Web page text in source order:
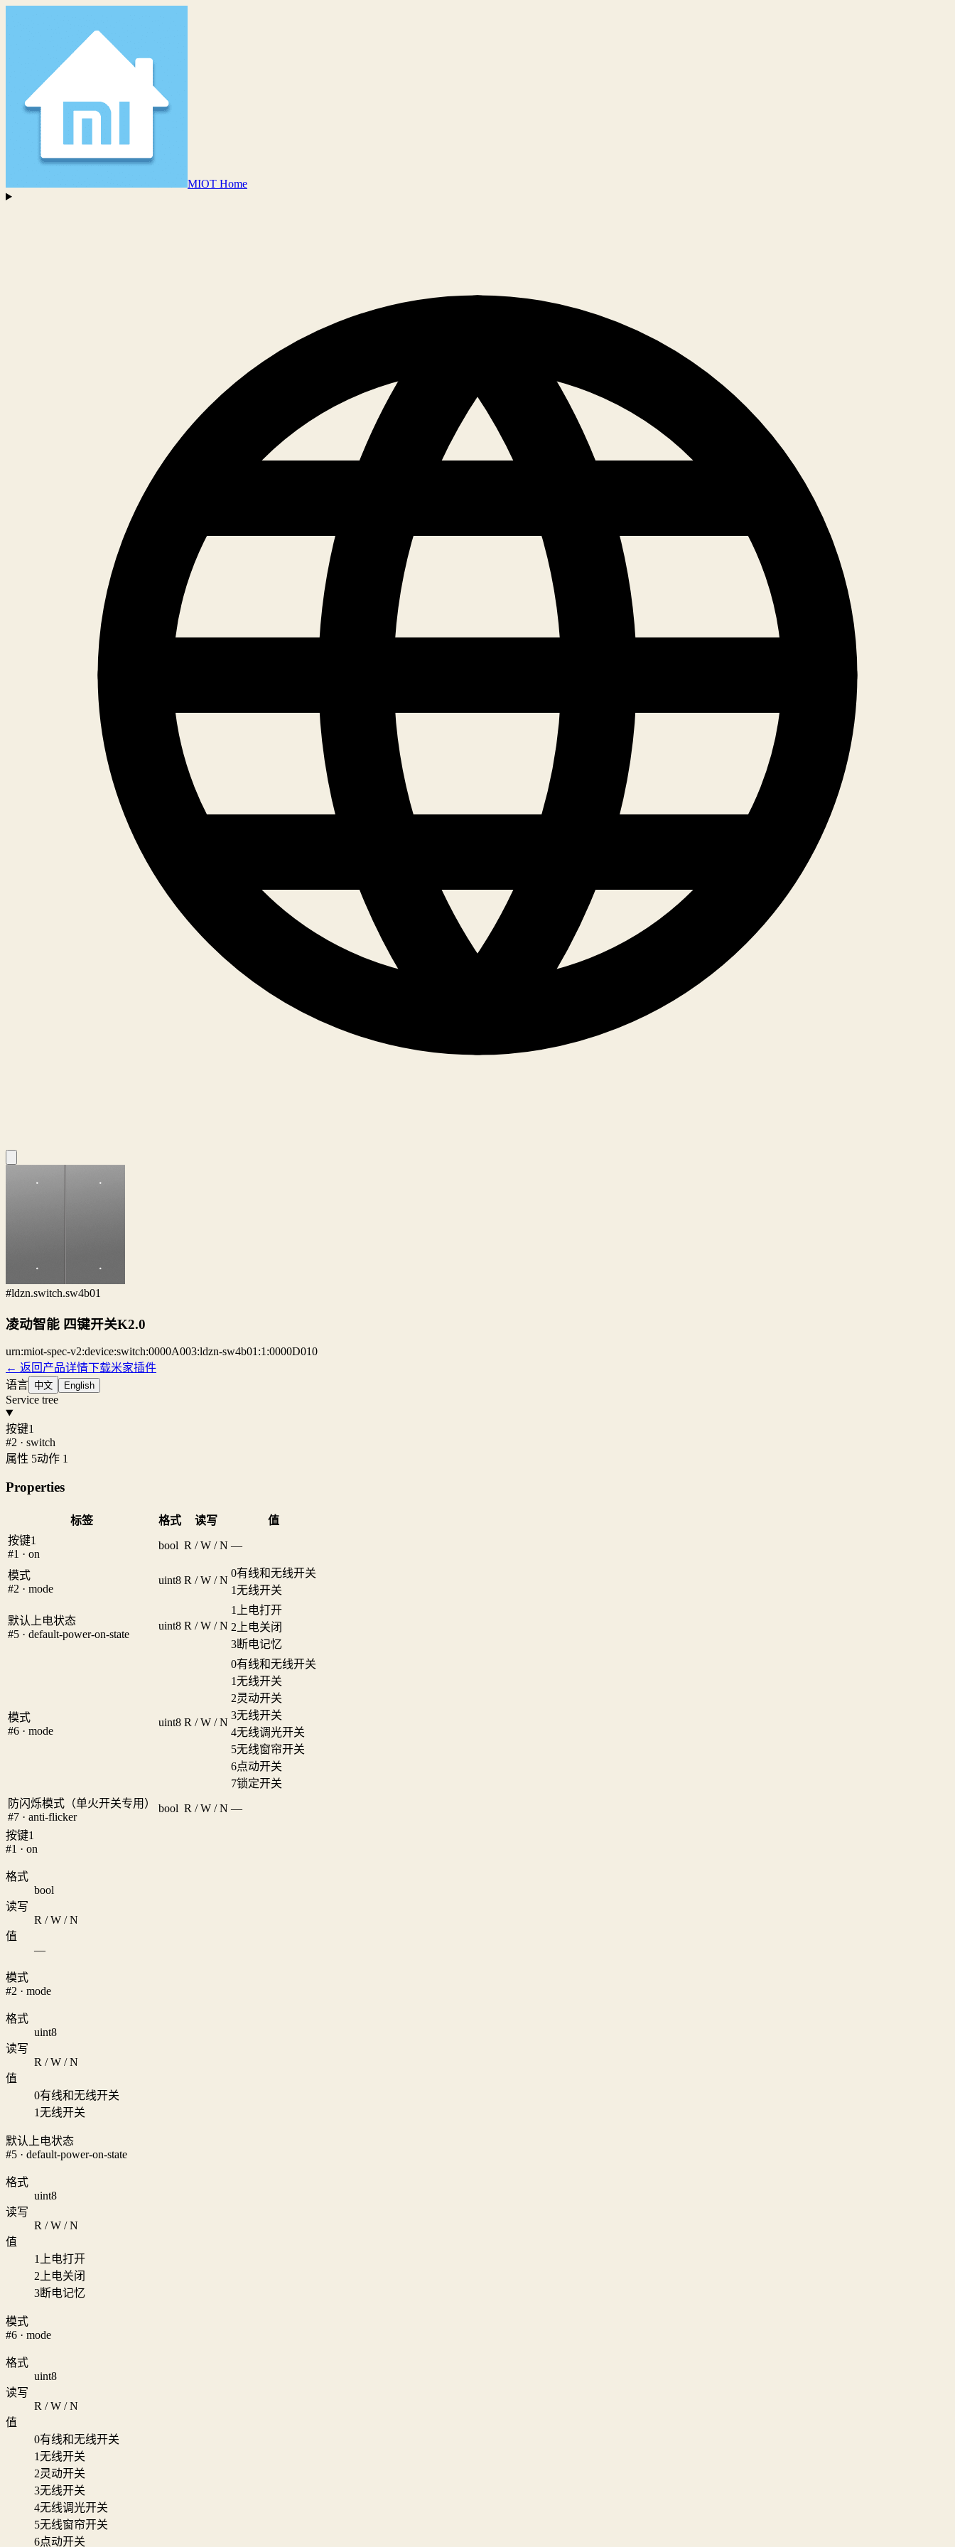
MIOT Home
#ldzn.switch.sw4b01
凌动智能 四键开关K2.0
urn:miot-spec-v2:device:switch:0000A003:ldzn-sw4b01:1:0000D010
← 返回产品详情下载米家插件
语言 中文 English
Service tree
按键1
#2 · switch
属性 5动作 1
Properties
标签 格式 读写
值
按键1
#1 · on
bool R / W / N —
模式
#2 · mode
uint8 R / W / N
0有线和无线开关
1无线开关
默认上电状态
#5 · default-power-on-state
uint8 R / W / N
1
上电打开
2 上电关闭
3断电记忆
模式
#6 · mode
uint8 R / W / N
0有线和无线开关
1无线开关
2灵动开关
3无线开关
4无线调光开关
5无线窗帘开关
6点动开关
7锁定开关
防闪烁模式（单火开关专用）
#7 · anti-flicker
bool R / W / N —
按键1
#1 · on
格式
bool
读写
R / W / N
值
—
模式
#2 · mode
格式
uint8
读写
R / W / N
值
0有线和无线开关
1无线开关
默认上电状态
#5 · default-power-on-state
格式
uint8
读写
R / W / N
值
1
上电打开
2 上电关闭
3断电记忆
模式
#6 · mode
格式
uint8
读写
R / W / N
值
0有线和无线开关
1无线开关
2灵动开关
3无线开关
4无线调光开关
5无线窗帘开关
6点动开关